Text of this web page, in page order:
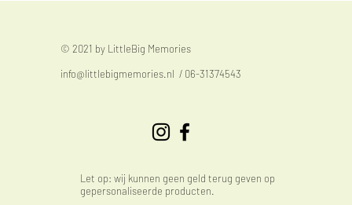
© 2021 by LittleBig Memories
info@littlebigmemories.nl / 06-31374543
Let op: wij kunnen geen geld terug geven op
gepersonaliseerde producten.